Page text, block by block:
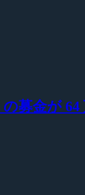
募金が 64